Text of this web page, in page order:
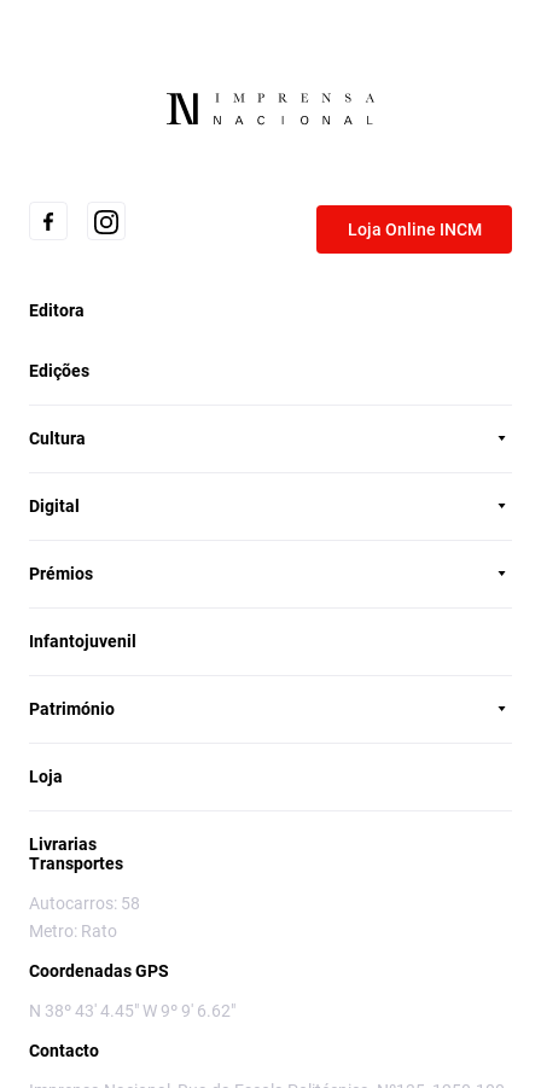
Loja Online INCM
Editora
Edições
Cultura
Digital
Prémios
Infantojuvenil
Património
Loja
Livrarias
Transportes
Autocarros: 58
Metro: Rato
Coordenadas GPS
N 38º 43' 4.45" W 9º 9' 6.62"
Contacto